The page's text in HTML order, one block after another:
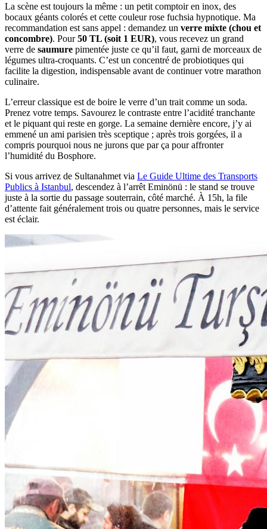
La scène est toujours la même : un petit comptoir en inox, des
bocaux géants colorés et cette couleur rose fuchsia hypnotique. Ma
recommandation est sans appel : demandez un verre mixte (chou et
concombre). Pour50 TL (soit 1 EUR), vous recevez un grand
verre de saumure pimentée juste ce qu’il faut, garni de morceaux de
légumes ultra-croquants. C’est un concentré de probiotiques qui
facilite la digestion, indispensable avant de continuer votre marathon
culinaire.
L’erreur classique est de boire le verre d’un trait comme un soda.
Prenez votre temps. Savourez le contraste entre l’acidité tranchante
et le piquant qui reste en gorge. La semaine dernière encore, j’y ai
emmené un ami parisien très sceptique ; après trois gorgées, il a
compris pourquoi nous ne jurons que par ça pour affronter
l’humidité du Bosphore.
Si vous arrivez de Sultanahmet via Le Guide Ultime des Transports
Publics à Istanbul, descendez à l’arrêt Eminönü : le stand se trouve
juste à la sortie du passage souterrain, côté marché. À 15h, la file
d’attente fait généralement trois ou quatre personnes, mais le service
est éclair.